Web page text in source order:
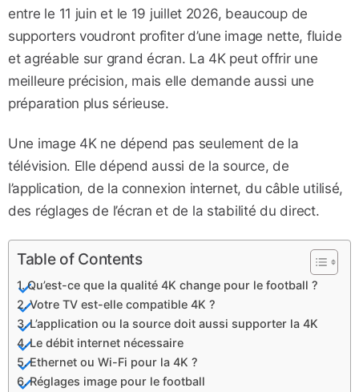
entre le 11 juin et le 19 juillet 2026, beaucoup de
supporters voudront profiter d’une image nette, fluide
et agréable sur grand écran. La 4K peut offrir une
meilleure précision, mais elle demande aussi une
préparation plus sérieuse.
Une image 4K ne dépend pas seulement de la
télévision. Elle dépend aussi de la source, de
l’application, de la connexion internet, du câble utilisé,
des réglages de l’écran et de la stabilité du direct.
Table of Contents
Qu’est-ce que la qualité 4K change pour le football ?
Votre TV est-elle compatible 4K ?
L’application ou la source doit aussi supporter la 4K
Le débit internet nécessaire
Ethernet ou Wi-Fi pour la 4K ?
Réglages image pour le football